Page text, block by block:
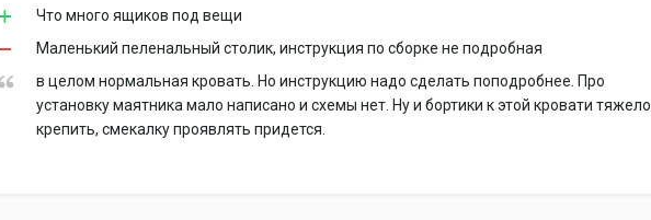
Что много ящиков под вещи
Маленький пеленальный столик, инструкция по сборке не подробная
в целом нормальная кровать. Но инструкцию надо сделать поподробнее. Про
установку маятника мало написано и схемы нет. Ну и бортики к этой кровати тяжело
крепить, смекалку проявлять придется.